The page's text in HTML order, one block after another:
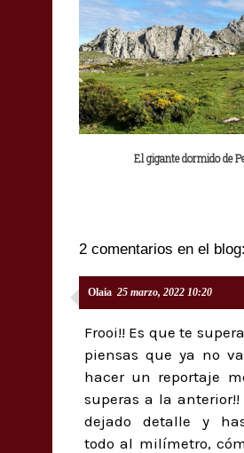
El gigante dormido de
2 comentarios en el blog:
Olaia 25 marzo, 2022 10:20
Frooi!! Es que te
piensas que ya no
hacer un reportaje
superas a la anterior!!
dejado detalle y
todo al milímetro,